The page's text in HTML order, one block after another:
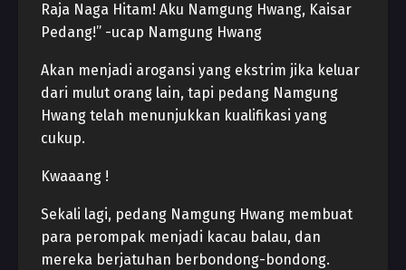
Raja Naga Hitam! Aku Namgung Hwang, Kaisar
Pedang!” -ucap Namgung Hwang
Akan menjadi arogansi yang ekstrim jika keluar
dari mulut orang lain, tapi pedang Namgung
Hwang telah menunjukkan kualifikasi yang
cukup.
Kwaaang !
Sekali lagi, pedang Namgung Hwang membuat
para perompak menjadi kacau balau, dan
mereka berjatuhan berbondong-bondong.